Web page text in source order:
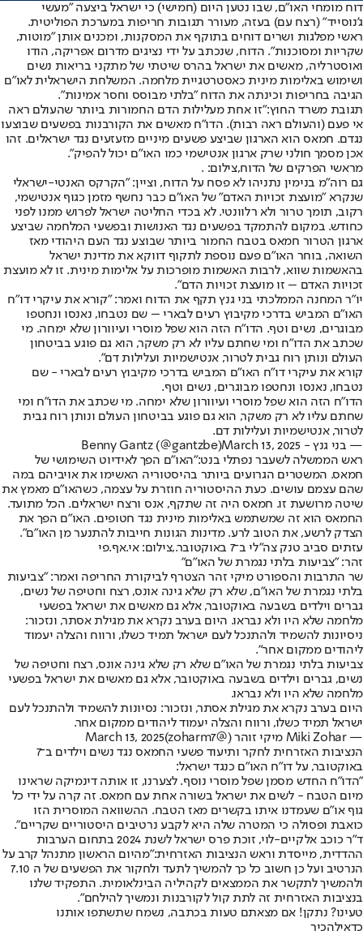
דוח מומחי האו"ם, שבו נטען היום (חמישי) כי ישראל ביצעה "מעשי
ג'נוסייד" (רצח עם) בעזה, מעורר תגובות חריפות במערכת הפוליטית.
ראשי מפלגות ושרים דוחים בתוקף את המסקנות, ומכנים אותן "מוטות,
שקריות ומסוכנות". הדוח, שנכתב על ידי נציגים מדרום אפריקה, הודו
ואוסטרליה, מאשים את ישראל בהרס שיטתי של מתקני בריאות נשים
ושימוש באלימות מינית כאסטרטגיית מלחמה. המשלחת הישראלית לאו"ם
הגיבה בחריפות וכינתה את הדוח "בלתי מבוסס וחסר אמינות".
תגובת משרד החוץ:"זו אחת מעלילות הדם החמורות ביותר שהעולם ראה
אי פעם (והעולם ראה רבות). הדו"ח מאשים את הקורבנות בפשעים שבוצעו
נגדם. חמאס הוא הארגון שביצע פשעים מיניים מזעזעים נגד ישראלים. זהו
אכן מסמך חולני שרק ארגון אנטישמי כמו האו"ם יכול להפיק".
מראשי הפרקים של הדוח,צילום: .
גם רוה"מ בנימין נתניהו לא פסח על הדוח, וציין: "הקרקס האנטי-ישראלי
שנקרא "מועצת זכויות האדם" של האו"ם כבר נחשף מזמן כגוף אנטישמי,
רקוב, תומך טרור ולא רלוונטי. לא בכדי החליטה ישראל לפרוש ממנו לפני
כחודש. במקום להתמקד בפשעים נגד האנושות ובפשעי המלחמה שביצע
ארגון הטרור חמאס בטבח החמור ביותר שבוצע נגד העם היהודי מאז
השואה, בוחר האו"ם פעם נוספת לתקוף דווקא את מדינת ישראל
בהאשמות שווא, לרבות האשמות מופרכות על אלימות מינית. זו לא מועצת
זכויות האדם – זו מועצת זכויות הדם".
יו״ר המחנה הממלכתי בני גנץ תקף את הדוח ואמר: "קורא את עיקרי דו"ח
האו"ם המביש בדרכי מקיבוץ רעים לבארי – שם נטבחו, נאנסו ונחטפו
מבוגרים, נשים וטף. הדו"ח הזה הוא שפל מוסרי ועיוורון שלא ימחה. מי
שכתב את הדו"ח ומי שחתם עליו לא רק משקר, הוא גם פוגע בביטחון
העולם ונותן רוח גבית לטרור, אנטישמיות ועלילות דם".
קורא את עיקרי דו"ח האו"ם המביש בדרכי מקיבוץ רעים לבארי - שם
נטבחו, נאנסו ונחטפו מבוגרים, נשים וטף.
הדו"ח הזה הוא שפל מוסרי ועיוורון שלא ימחה. מי שכתב את הדו"ח ומי
שחתם עליו לא רק משקר, הוא גם פוגע בביטחון העולם ונותן רוח גבית
לטרור, אנטישמיות ועלילות דם.
— בני גנץ - Benny Gantz (@gantzbe) March 13, 2025
ראש הממשלה לשעבר נפתלי בנט:"האו"ם הפך לאידיוט השימושי של
חמאס. ‏המשטרים הגרועים ביותר בהיסטוריה האשימו את אויביהם במה
שהם עצמם עושים. ‏כעת ההיסטוריה חוזרת על עצמה, כשהאו"ם מאמץ את
שיטה מרושעת זו. ‏חמאס היה זה שתקף, אנס ורצח ישראלים. ‏הכל מתועד.
החמאס הוא זה שמשתמש באלימות מינית נגד חטופים. האו"ם הפך את
הצדק לרשע, את הטוב לרע. מדינות הגונות חייבות להתנער מן האו"ם".
עזתים סביב טנק צה"לי ב־7 באוקטובר.,צילום: אי.אף.פי
זהר: "צביעות בלתי נגמרת של האו"ם"
שר התרבות והספורט מיקי זהר הצטרף לביקורת החריפה ואמר: "צביעות
בלתי נגמרת של האו"ם, שלא רק שלא גינה אונס, רצח וחטיפה של נשים,
גברים וילדים בשבעה באוקטובר, אלא גם מאשים את ישראל בפשעי
מלחמה שלא היו ולא נבראו. היום בערב נקרא את מגילת אסתר, ונזכור:
ניסיונות להשמיד ולהתנכל לעם ישראל תמיד כשלו, ורווח והצלה יעמוד
ליהודים ממקום אחר".
צביעות בלתי נגמרת של האו״ם שלא רק שלא גינה אונס, רצח וחטיפה של
נשים, גברים וילדים בשבעה באוקטובר, אלא גם מאשים את ישראל בפשעי
מלחמה שלא היו ולא נבראו.
היום בערב נקרא את מגילת אסתר, ונזכור: נסיונות להשמיד ולהתנכל לעם
ישראל תמיד כשלו, ורווח והצלה יעמוד ליהודים ממקום אחר.
— Miki Zohar מיקי זוהר (@zoharm7)
March 13, 2025
הנציבות האזרחית לחקר ותיעוד פשעי החמאס נגד נשים וילדים ב־7
באוקטובר, על דו"ח האו"ם כנגד ישראל:
"הדו״ח החדש מסמן שפל מוסרי נוסף. לצערנו, זו אותה דינמיקה שראינו
מיום הטבח - לשים את ישראל בשורה אחת עם חמאס. זה קרה על ידי כל
גוף או״ם שעמדנו איתו בקשרים מאז הטבח. ההשוואה המוסרית הזו
כואבת ופסולה כי המטרה שלה היא לקבע נרטיבים היסטוריים שקריים".
ד"ר כוכב אלקיים-לוי, זוכת פרס ישראל לשנת 2024 בתחום הערבות
ההדדית, מייסדת וראש הנציבות האזרחית:״מהיום הראשון מתנהל קרב על
הנרטיב ועל כן חשוב כל כך להמשיך לתעד ולחקור את הפשעים של ה 7.10
ולהמשיך לתקשר את הממצאים לקהיליה הבינלאומית. התפקיד שלנו
בנציבות האזרחית זה לתת קול לקורבנות ונמשיך להילחם״.
טעינו? נתקן! אם מצאתם טעות בכתבה, נשמח שתשתפו אותנו
כדאילהכיר